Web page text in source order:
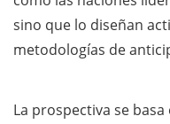
sino que lo diseñan
metodologías de
La prospectiva se